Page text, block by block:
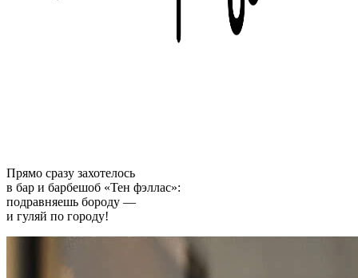
Прямо сразу захотелось
в бар и барбешоб «Тен фэллас»:
подравняешь бороду —
и гуляй по городу!